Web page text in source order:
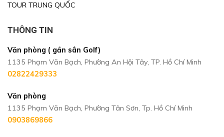
TOUR TRUNG QUỐC
THÔNG TIN
Văn phòng ( gần sân Golf)
1135 Phạm Văn Bạch, Phường An Hội Tây, TP. Hồ Chí Minh
02822429333
Văn phòng
1135 Phạm Văn Bạch, Phường Tân Sơn, Tp. Hồ Chí Minh
0903869866